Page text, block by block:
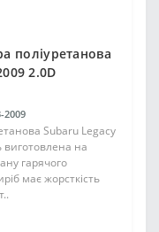
поліуретанова
2.0D
2009
Subaru Legacy
виготовлена на
гарячого
має жорсткість